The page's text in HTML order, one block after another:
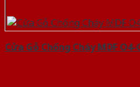
Cửa Gỗ Chống Cháy MDF O4-